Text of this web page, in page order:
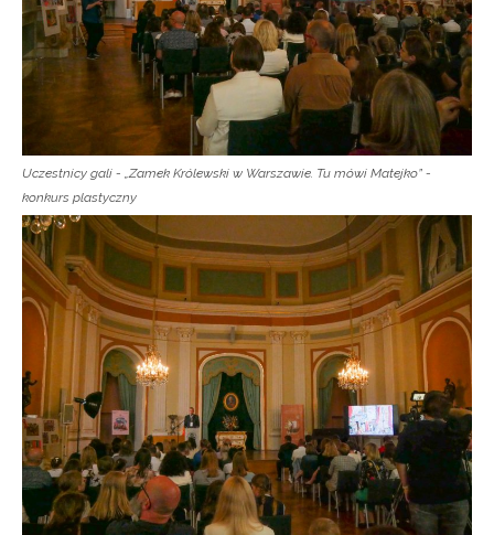
Uczestnicy gali - „Zamek Królewski w Warszawie. Tu mówi Matejko” -
konkurs plastyczny
Newsletter ORE
Zapisz się i bądź na bieżąco z najnowszymi
informacjami
o szkoleniach i programach.
Adres e-mail: